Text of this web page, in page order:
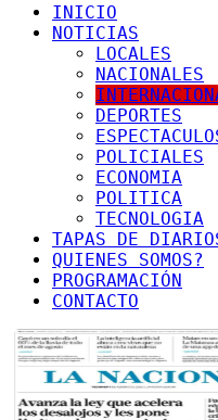
INICIO
NOTICIAS
LOCALES
NACIONALES
DEPORTES
POLICIALES
ECONOMIA
POLITICA
TECNOLOGIA
TAPAS DE
QUIENES SOMOS?
PROGRAMACIÓN
CONTACTO